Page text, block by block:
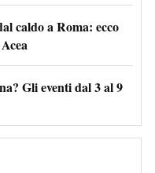
caldo a Roma: ecco
Gli eventi dal 3 al 9